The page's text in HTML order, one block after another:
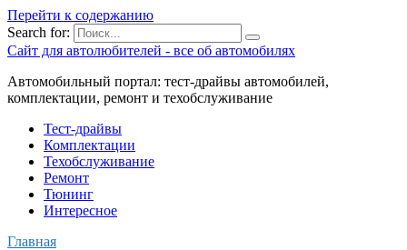
Перейти к содержанию
Search for:
Сайт для автолюбителей - все об автомобилях
Автомобильный портал: тест-драйвы автомобилей,
комплектации, ремонт и техобслуживание
Тест-драйвы
Комплектации
Техобслуживание
Ремонт
Тюнинг
Интересное
Главная